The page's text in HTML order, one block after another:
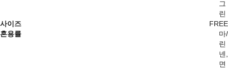
그
린
사이즈
FREE
혼용률
마/
린
넨,
면